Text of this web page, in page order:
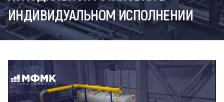
ИНДИВИДУАЛЬНОМ ИСПОЛНЕНИИ